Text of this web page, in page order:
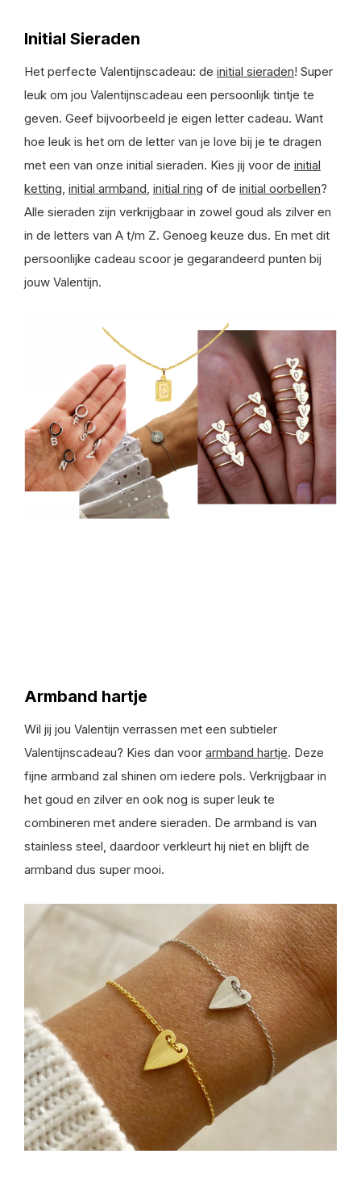
Initial Sieraden
Het perfecte Valentijnscadeau: de initial sieraden! Super
leuk om jou Valentijnscadeau een persoonlijk tintje te
geven. Geef bijvoorbeeld je eigen letter cadeau. Want
hoe leuk is het om de letter van je love bij je te dragen
met een van onze initial sieraden. Kies jij voor de initial
ketting, initial armband, initial ring of de initial oorbellen?
Alle sieraden zijn verkrijgbaar in zowel goud als zilver en
in de letters van A t/m Z. Genoeg keuze dus. En met dit
persoonlijke cadeau scoor je gegarandeerd punten bij
jouw Valentijn.
Armband hartje
Wil jij jou Valentijn verrassen met een subtieler
Valentijnscadeau? Kies dan voor armband hartje. Deze
fijne armband zal shinen om iedere pols. Verkrijgbaar in
het goud en zilver en ook nog is super leuk te
combineren met andere sieraden. De armband is van
stainless steel, daardoor verkleurt hij niet en blijft de
armband dus super mooi.